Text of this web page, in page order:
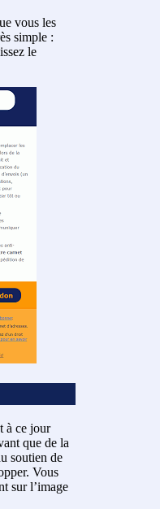
vous les
simple :
le
à ce jour
que de la
soutien de
Vous
sur l’image